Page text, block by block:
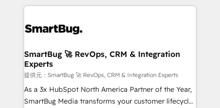
革を、構想から実装・定着までPMOとして主導。「設
の統合・浸透・変革管理を実行します。 ▸ CMS戦略設
計・構築：リード獲得・CVR・SEOを前提にした情報設
計・導線設計・テンプレート設計をContent Hubで一体
提供。 ▸ 既存CRM・MAからの移行支援：Salesforce・
Marketo・Pardot等からの移行、カスタム設計、履歴
revenue velocity. 🚀 GTM Strategy & Alignment
stalling growth. Fix your ICP, Math, and Story to stop
Scalable Architecture: Zero-technical-debt setup
across all Hubs, validated by our 7 HubSpot
Accreditations. AI-Powered RevOps: Breeze AI,
custom AI agents, and high-integrity migrations for
total reporting clarity. Security & Compliance: SOC 2
SmartBug 🚀 RevOps, CRM & Integration
Experts
提供元：SmartBug 🚀 RevOps, CRM & Integration Experts
As a 3x HubSpot North America Partner of the Year,
SmartBug Media transforms your customer lifecycle